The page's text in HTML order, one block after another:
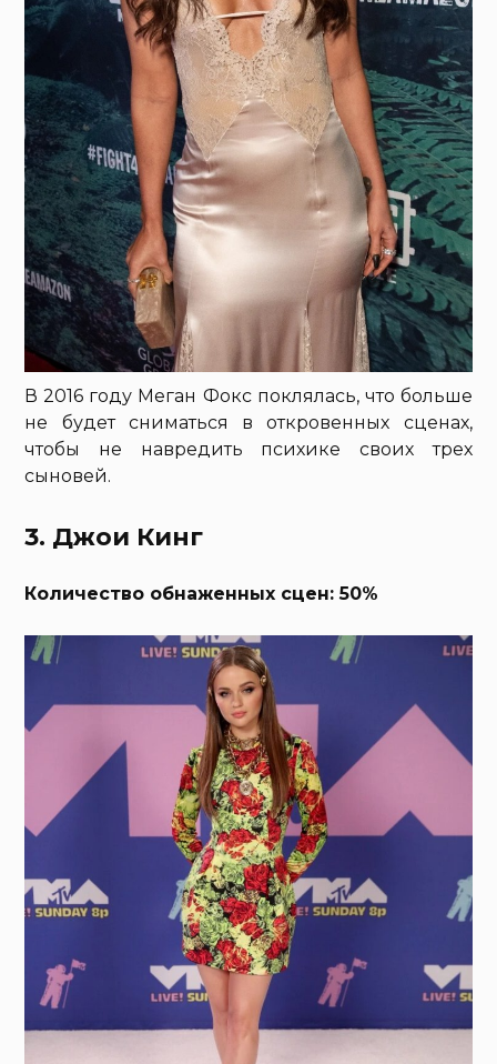
В 2016 году Меган Фокс поклялась, что больше
не будет сниматься в откровенных сценах,
чтобы не навредить психике своих трех
сыновей.
3. Джои Кинг
Количество обнаженных сцен: 50%